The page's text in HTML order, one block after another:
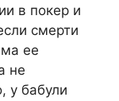
в покер и
смерти
ее
не
у бабули